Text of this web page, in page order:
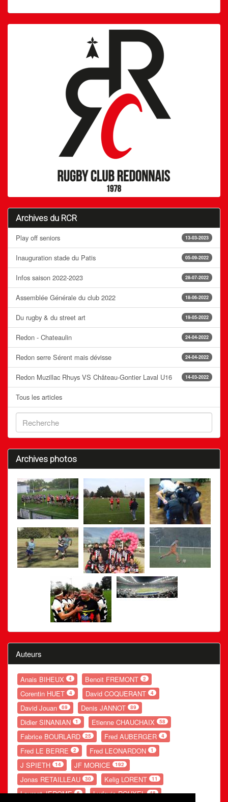
Archives du RCR
13-03-2023
Play off seniors
05-09-2022
Inauguration stade du Patis
28-07-2022
Infos saison 2022-2023
18-06-2022
Assemblée Générale du club 2022
19-05-2022
Du rugby & du street art
24-04-2022
Redon - Chateaulin
24-04-2022
Redon serre Sérent mais dévisse
14-03-2022
Redon Muzillac Rhuys VS Château-Gontier Laval U16
Tous les articles
Archives photos
Auteurs
Anais BIHEUX 4 Benoit FREMONT 2
Corentin HUET 4 David COQUERANT 4
David Jouan 69 Denis JANNOT 89
Didier SINANIAN 1 Etienne CHAUCHAIX 58
Fabrice BOURLARD 25 Fred AUBERGER 4
Fred LE BERRE 2 Fred LEONARDON 1
J SPIETH 14 JF MORICE 192
Jonas RETAILLEAU 30 Kelig LORENT 11
Laurent JEROME 6 Ludovic ROUXEL 48